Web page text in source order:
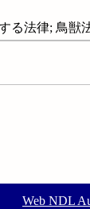
る法律; 鳥獣
Web NDL